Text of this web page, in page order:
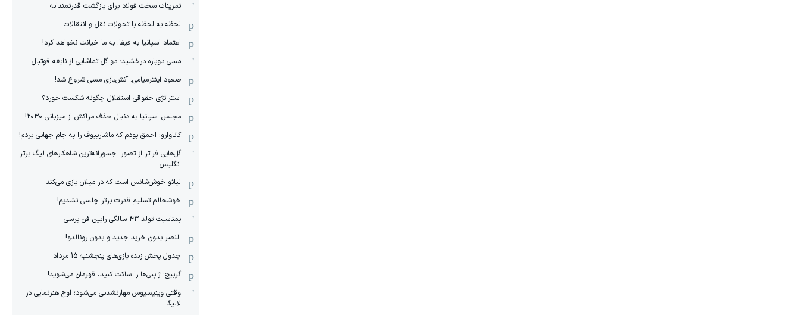
تمرینات سخت فولاد برای بازگشت قدرتمندانه
لحظه به لحظه با تحولات نقل و انتقالات
اعتماد اسپانیا به فیفا: به ما خیانت نخواهد کرد!
مسی دوباره درخشید؛ دو گل تماشایی از نابغه فوتبال
صعود اینترمیامی: آتش‌بازی مسی شروع شد!
استراتژی حقوقی استقلال چگونه شکست خورد؟
مجلس اسپانیا به دنبال حذف مراکش از میزبانی ۲۰۳۰!
کاناوارو: احمق بودم که ماشاریپوف را به جام جهانی بردم!
گل‌هایی فراتر از تصور؛ جسورانه‌ترین شاهکارهای لیگ برتر
انگلیس
لیائو خوش‌شانس است که در میلان بازی می‌کند
خوشحالم تسلیم قدرت برتر چلسی نشدیم!
بمناسبت تولد 43 سالگی رابین فن پرسی
النصر بدون خرید جدید و بدون رونالدو!
جدول پخش زنده بازی‌های پنجشنبه 15 مرداد
گربیج: ژاپنی‌ها را ساکت کنید، قهرمان می‌شوید!
وقتی وینیسیوس مهارنشدنی می‌شود؛ اوج هنرنمایی در
لالیگا